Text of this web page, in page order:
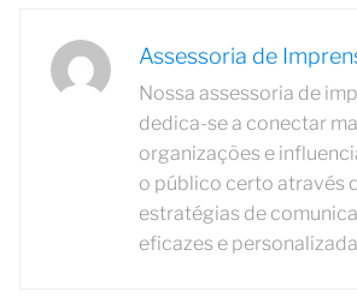
Assessoria de
Nossa assessoria de
dedica-se a conectar
organizações e
o público certo através
estratégias de
eficazes e